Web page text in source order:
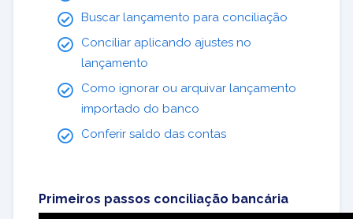
Buscar lançamento para conciliação
Conciliar aplicando ajustes no
lançamento
Como ignorar ou arquivar lançamento
importado do banco
Conferir saldo das contas
Primeiros passos conciliação bancária